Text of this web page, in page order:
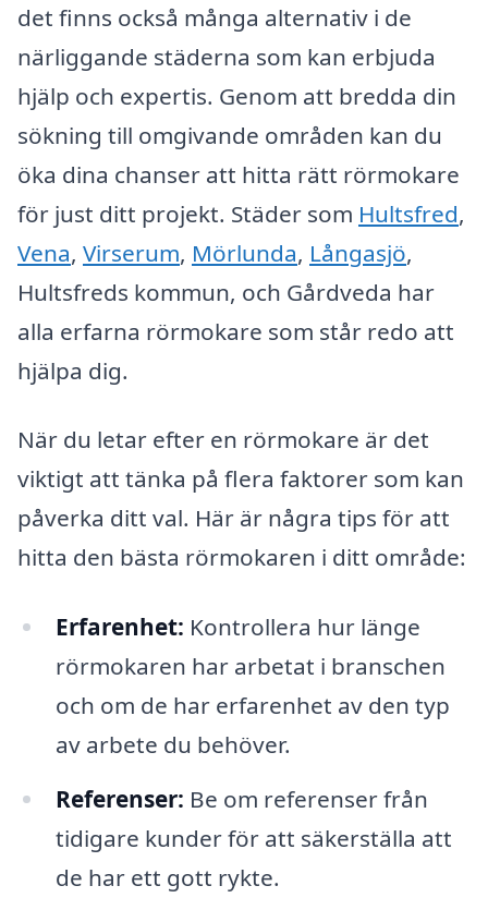
det finns också många alternativ i de
närliggande städerna som kan erbjuda
hjälp och expertis. Genom att bredda din
sökning till omgivande områden kan du
öka dina chanser att hitta rätt rörmokare
för just ditt projekt. Städer som Hultsfred,
Vena, Virserum, Mörlunda, Långasjö,
Hultsfreds kommun, och Gårdveda har
alla erfarna rörmokare som står redo att
hjälpa dig.
När du letar efter en rörmokare är det
viktigt att tänka på flera faktorer som kan
påverka ditt val. Här är några tips för att
hitta den bästa rörmokaren i ditt område:
Erfarenhet: Kontrollera hur länge
rörmokaren har arbetat i branschen
och om de har erfarenhet av den typ
av arbete du behöver.
Referenser: Be om referenser från
tidigare kunder för att säkerställa att
de har ett gott rykte.